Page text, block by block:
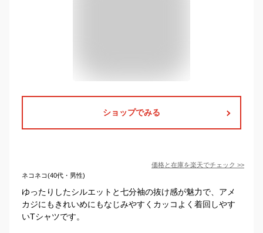
ショップでみる
価格と在庫を楽天でチェック >>
ネコネコ(40代・男性)
ゆったりしたシルエットと七分袖の抜け感が魅力で、アメ
カジにもきれいめにもなじみやすくカッコよく着回しやす
いTシャツです。